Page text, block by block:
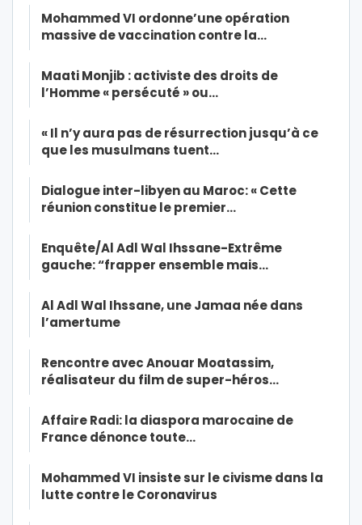
Mohammed VI ordonne’une opération
massive de vaccination contre la…
Maati Monjib : activiste des droits de
l’Homme « persécuté » ou…
« Il n’y aura pas de résurrection jusqu’à ce
que les musulmans tuent…
Dialogue inter-libyen au Maroc: « Cette
réunion constitue le premier…
Enquête/Al Adl Wal Ihssane-Extrême
gauche: “frapper ensemble mais…
Al Adl Wal Ihssane, une Jamaa née dans
l’amertume
Rencontre avec Anouar Moatassim,
réalisateur du film de super-héros…
Affaire Radi: la diaspora marocaine de
France dénonce toute…
Mohammed VI insiste sur le civisme dans la
lutte contre le Coronavirus